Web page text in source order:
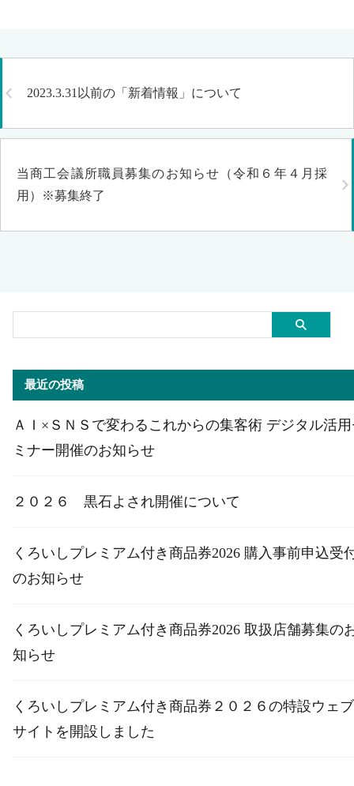
2023.3.31以前の「新着情報」について
当商工会議所職員募集のお知らせ（令和６年４月採
用）※募集終了
最近の投稿
ＡＩ×ＳＮＳで変わるこれからの集客術 デジタル活
ミナー開催のお知らせ
２０２６ 黒石よされ開催について
くろいしプレミアム付き商品券2026 購入事前申込受
のお知らせ
くろいしプレミアム付き商品券2026 取扱店舗募集の
知らせ
くろいしプレミアム付き商品券２０２６の特設ウェブ
サイトを開設しました